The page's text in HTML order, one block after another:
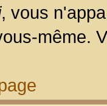
, vous
même.